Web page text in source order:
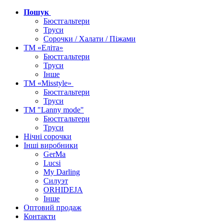
Пошук
Бюстгальтери
Труси
Сорочки / Халати / Піжами
ТМ «Еліта»
Бюстгальтери
Труси
Інше
ТМ «Misstyle»
Бюстгальтери
Труси
ТМ "Lanny mode"
Бюстгальтери
Труси
Нічні сорочки
Інші виробники
GerMa
Lucsi
My Darling
Силуэт
ORHIDEJA
Інше
Оптовий продаж
Контакти